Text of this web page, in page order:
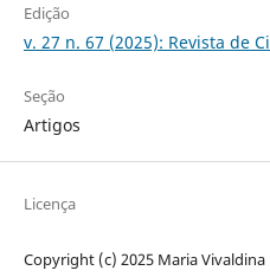
Edição
v. 27 n. 67 (2025): Revista de
Seção
Artigos
Licença
Copyright (c) 2025 Maria